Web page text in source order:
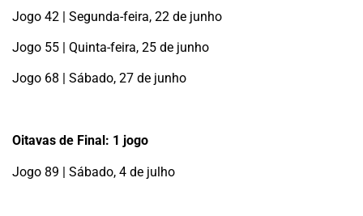
Jogo 42 | Segunda-feira, 22 de junho
Jogo 55 | Quinta-feira, 25 de junho
Jogo 68 | Sábado, 27 de junho
Oitavas de Final: 1 jogo
Jogo 89 | Sábado, 4 de julho